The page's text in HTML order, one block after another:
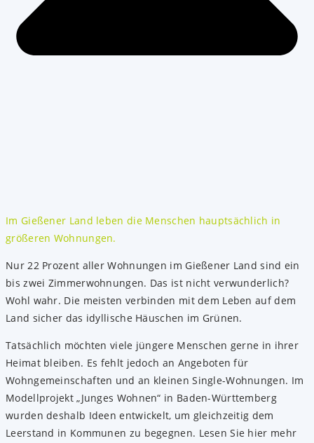
Im Gießener Land leben die Menschen hauptsächlich in
größeren Wohnungen.
Nur 22 Prozent aller Wohnungen im Gießener Land sind ein
bis zwei Zimmerwohnungen. Das ist nicht verwunderlich?
Wohl wahr. Die meisten verbinden mit dem Leben auf dem
Land sicher das idyllische Häuschen im Grünen.
Tatsächlich möchten viele jüngere Menschen gerne in ihrer
Heimat bleiben. Es fehlt jedoch an Angeboten für
Wohngemeinschaften und an kleinen Single-Wohnungen. Im
Modellprojekt „Junges Wohnen“ in Baden-Württemberg
wurden deshalb Ideen entwickelt, um gleichzeitig dem
Leerstand in Kommunen zu begegnen. Lesen Sie hier mehr